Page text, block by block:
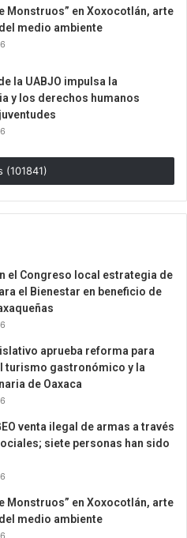
Monstruos” en Xoxocotlán, arte
medio ambiente
la UABJO impulsa la
y los derechos humanos
(101841)
el Congreso local estrategia de
el Bienestar en beneficio de
aprueba reforma para
turismo gastronómico y la
de Oaxaca
venta ilegal de armas a través
siete personas han sido
Monstruos” en Xoxocotlán, arte
medio ambiente